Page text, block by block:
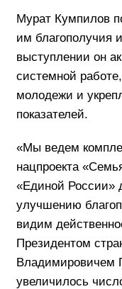
Мурат Кумпилов
им благополучия
выступлении он
системной
молодежи и
показателей.
«Мы ведем
нацпроекта
«Единой России»
улучшению
видим
Президентом
Владимировичем
увеличилось